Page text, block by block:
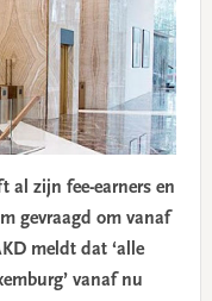
al zijn fee-earners en
gevraagd om vanaf
meldt dat ‘alle
vanaf nu